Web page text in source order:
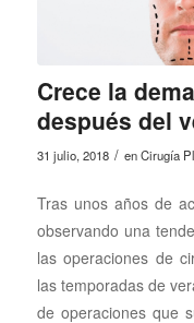
Crece la
después del
31 julio, 2018 / enCirugía
Tras unos años de
observando una
las operaciones de
las temporadas de
de operaciones que